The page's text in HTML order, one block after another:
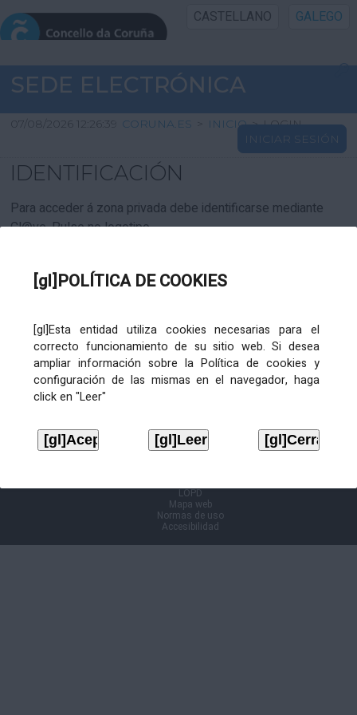
[gl]POLÍTICA DE COOKIES
[gl]Esta entidad utiliza cookies necesarias para el
correcto funcionamiento de su sitio web. Si desea
ampliar información sobre la Política de cookies y
configuración de las mismas en el navegador, haga
click en "Leer"
CASTELLANO GALEGO
INICIO SEDE
INICIO
INFORMACIÓN PÚBLICA
CARTAFOL CIDADÁN
SEDE ELECTRÓNICA
07/08/2026 12:26:39 CORUNA.ES > INICIO > LOGIN
INICIAR SESIÓN
IDENTIFICACIÓN
Para acceder á zona privada debe identificarse mediante
Cl@ve. Pulse no logotipo
LOPD
Mapa web
Normas de uso
Accesibilidad